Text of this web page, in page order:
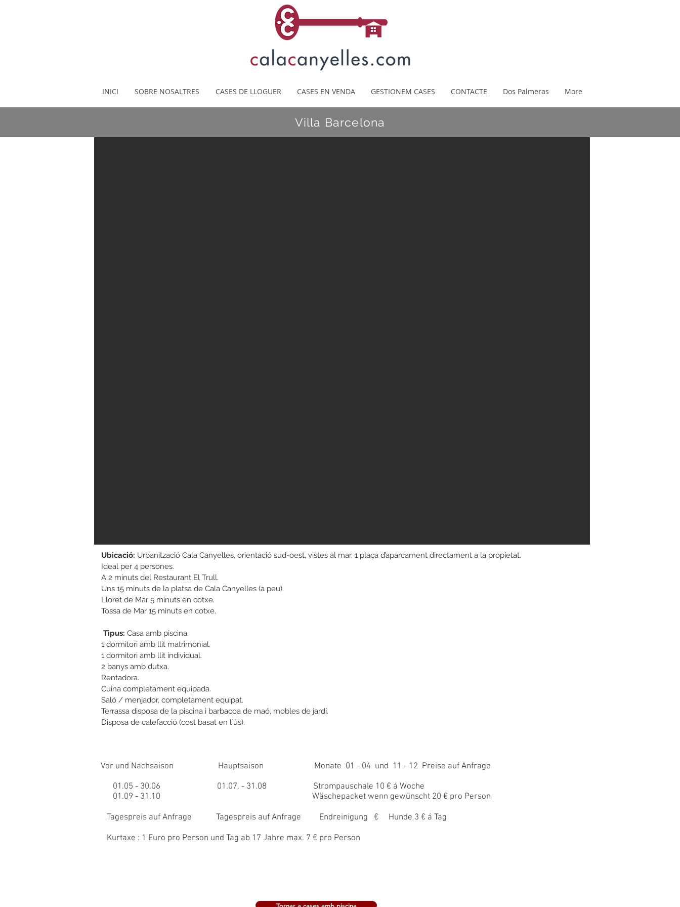
INICI SOBRE NOSALTRES CASES DE LLOGUER CASES EN VENDA GESTIONEM CASES CONTACTE Dos Palmeras More
Villa Barcelona
Vor und Nachsaison Hauptsaison Monate 01 - 04 und 11 - 12 Preise auf Anfrage
01.05 - 30.06 01.07. - 31.08 Strompauschale 10 € á Woche
01.09 - 31.10 Wäschepacket wenn gewünscht 20 € pro Person
Tagespreis auf Anfrage Tagespreis auf Anfrage Endreinigung € Hunde 3 € á Tag
Kurtaxe : 1 Euro pro Person und Tag ab 17 Jahre max. 7 € pro Person
Ubicació: Urbanització Cala Canyelles, orientació sud-oest, vistes al mar, 1 plaça d’aparcament directament a la propietat.
Ideal per 4 persones.
A 2 minuts del Restaurant El Trull.
Uns 15 minuts de la platsa de Cala Canyelles (a peu).
Lloret de Mar 5 minuts en cotxe.
Tossa de Mar 15 minuts en cotxe.
Tipus: Casa amb piscina.
1 dormitori amb llit matrimonial.
1 dormitori amb llit individual.
2 banys amb dutxa.
Rentadora.
Cuina completament equipada.
Saló / menjador, completament equipat.
Terrassa disposa de la piscina i barbacoa de maó, mobles de jardí.
Disposa de calefacció (cost basat en l`ús).